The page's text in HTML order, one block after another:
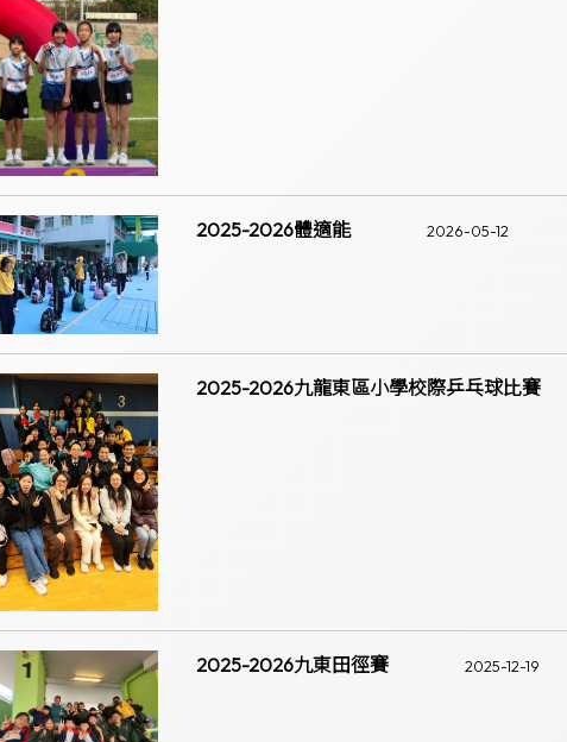
2025-2026體適能 2026-05-12
2025-2026九龍東區小學校際乒乓球比賽
2025-2026九東田徑賽 2025-12-19